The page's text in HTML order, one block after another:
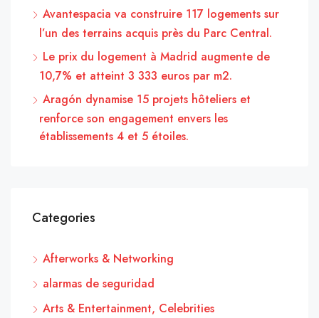
Avantespacia va construire 117 logements sur
l’un des terrains acquis près du Parc Central.
Le prix du logement à Madrid augmente de
10,7% et atteint 3 333 euros par m2.
Aragón dynamise 15 projets hôteliers et
renforce son engagement envers les
établissements 4 et 5 étoiles.
Categories
Afterworks & Networking
alarmas de seguridad
Arts & Entertainment, Celebrities